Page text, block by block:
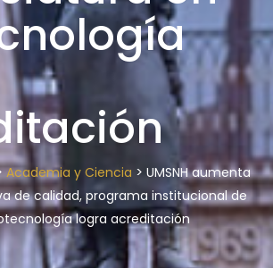
Academia y Ciencia > UMSNH aumenta
de calidad, programa institucional de
logra acreditación